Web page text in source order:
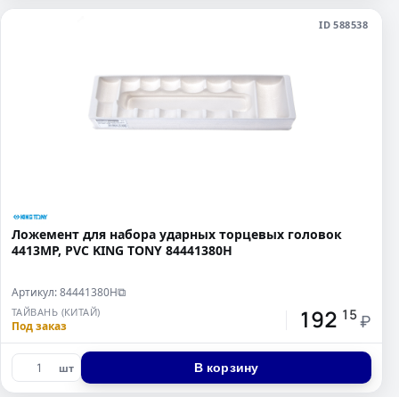
ID 588538
Ложемент для набора ударных торцевых головок
4413MP, PVC KING TONY 84441380H
Артикул: 84441380H⧉
ТАЙВАНЬ (КИТАЙ)
Под заказ 192 15 ₽
шт В корзину